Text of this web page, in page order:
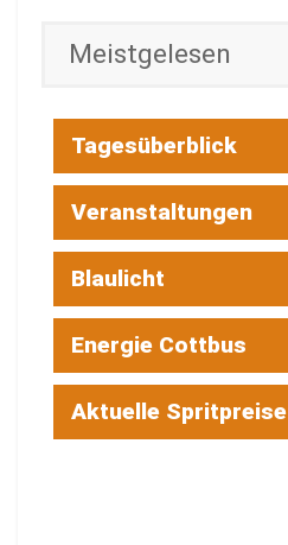
Meistgelesen
Tagesüberblick
Veranstaltungen
Blaulicht
Energie Cottbus
Aktuelle Spritpreise